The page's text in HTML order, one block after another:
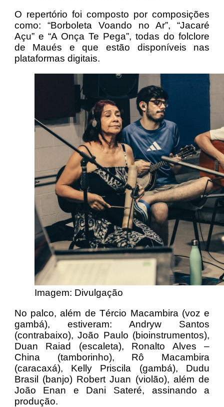
O repertório foi composto por composições
como: “Borboleta Voando no Ar”, “Jacaré
Açu” e “A Onça Te Pega”, todas do folclore
de Maués e que estão disponíveis nas
plataformas digitais.
Imagem: Divulgação
No palco, além de Tércio Macambira (voz e
gambá), estiveram: Andryw Santos
(contrabaixo), João Paulo (bioinstrumentos),
Duan Raiad (escaleta), Ronalto Alves –
China (tamborinho), Rô Macambira
(caracaxá), Kelly Priscila (gambá), Dudu
Brasil (banjo) Robert Juan (violão), além de
João Enan e Dani Sateré, assinando a
produção.